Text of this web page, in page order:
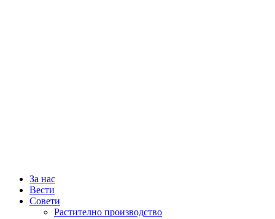
За нас
Вести
Совети
Растително производство